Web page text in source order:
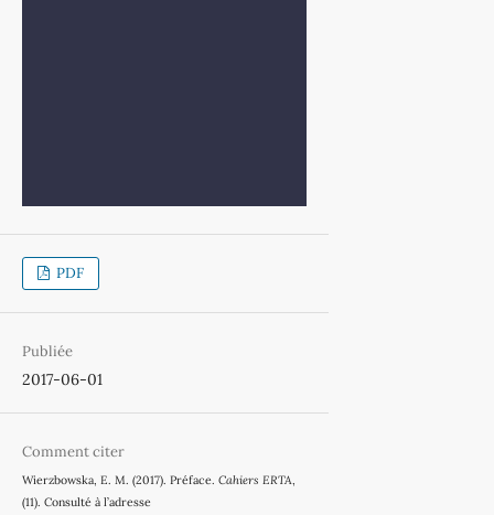
PDF
Publiée
2017-06-01
Comment citer
Wierzbowska, E. M. (2017). Préface. Cahiers ERTA,
(11). Consulté à l’adresse